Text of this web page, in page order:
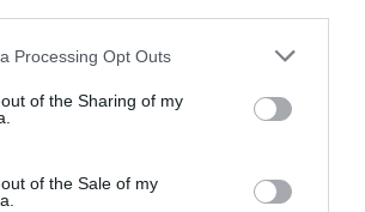
Processing Opt Outs
of the Sharing of my
of the Sale of my
Bike Paradise, y también se
2P
es la unidad de estrategia e